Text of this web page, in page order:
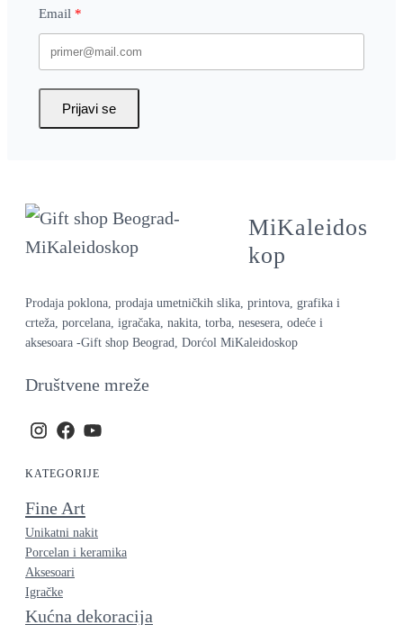
Email
Prijavi se
MiKaleidos
kop
Prodaja poklona, prodaja umetničkih slika, printova, grafika i
crteža, porcelana, igračaka, nakita, torba, nesesera, odeće i
aksesoara -Gift shop Beograd, Dorćol MiKaleidoskop
Društvene mreže
KATEGORIJE
Fine Art
Unikatni nakit
Porcelan i keramika
Aksesoari
Igračke
Kućna dekoracija